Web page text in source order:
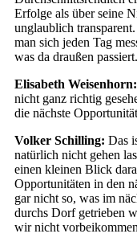
Erfolge als über seine
unglaublich
man sich jeden Tag
was da draußen passiert.
Elisabeth Weisenhorn:
nicht ganz richtig
die nächste
Volker Schilling: Das
natürlich nicht gehen
einen kleinen Blick
Opportunitäten in den
gar nicht so, was im
durchs Dorf getrieben
wir nicht